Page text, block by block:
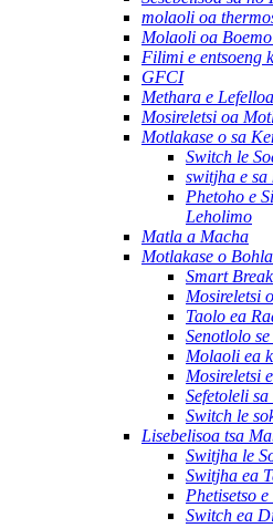
molaoli oa
Molaoli oa
Filimi e entsoeng
GFCI
Methara e
Mosireletsi oa
Motlakase o sa
Switch le
switjha e sa
Phetoho e
Leholimo
Matla a Macha
Motlakase o
Smart
Mosireletsi
Taolo ea
Senotlolo
Molaoli ea
Mosireletsi
Sefetoleli
Switch le
Lisebelisoa tsa
Switjha le
Switjha ea
Phetisetso
Switch ea